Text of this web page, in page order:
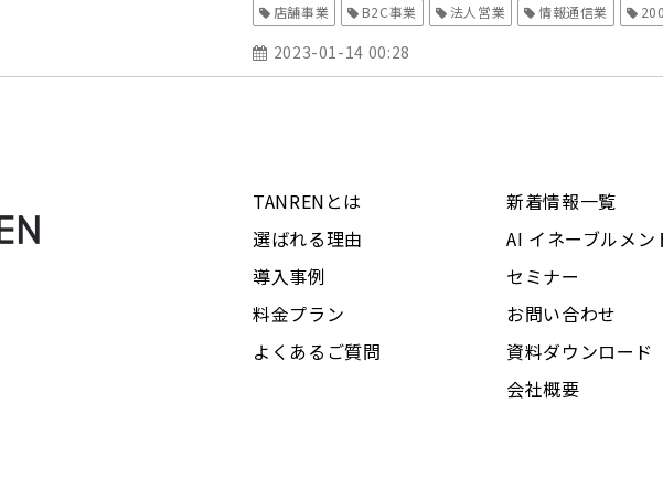
店舗事業 B2C事業 法人営業 情報通信業
2023-01-14 00:28
TANRENとは
選ばれる理由
導入事例
料金プラン
よくあるご質問
新着情報一覧
AI イネーブルメン
セミナー
お問い合わせ
資料ダウンロード
会社概要